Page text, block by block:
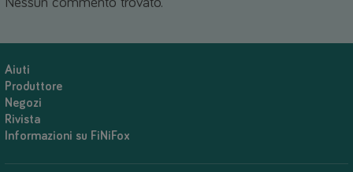
Aiuti
Produttore
Negozi
Rivista
Informazioni su FiNiFox